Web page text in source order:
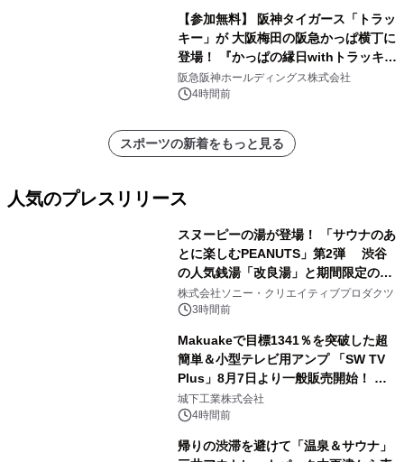
【参加無料】 阪神タイガース「トラッ
キー」が 大阪梅田の阪急かっぱ横丁に
登場！ 『かっぱの縁日withトラッキ
ー』
阪急阪神ホールディングス株式会社
4時間前
スポーツの新着をもっと見る
人気のプレスリリース
スヌーピーの湯が登場！ 「サウナのあ
とに楽しむPEANUTS」第2弾 渋谷
の人気銭湯「改良湯」と期間限定のコ
ラボレーション サウナイキタイコラ
ボグッズも発売決定！
株式会社ソニー・クリエイティブプロダクツ
3時間前
Makuakeで目標1341％を突破した超
簡単＆小型テレビ用アンプ 「SW TV
Plus」8月7日より一般販売開始！ ケ
ーブル1本つなぐだけ、テレビの音が
ぐっと豊かに
城下工業株式会社
4時間前
帰りの渋滞を避けて「温泉＆サウナ」